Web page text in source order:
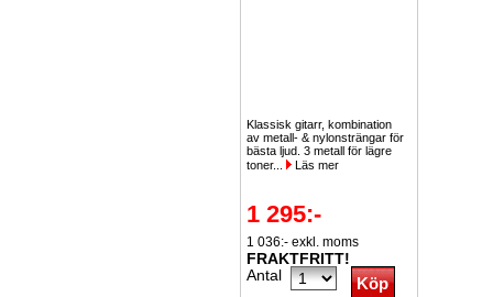
Klassisk gitarr, kombination
av metall- & nylonsträngar för
bästa ljud. 3 metall för lägre
toner...
Läs mer
1 295:-
1 036:- exkl. moms
FRAKTFRITT!
Antal